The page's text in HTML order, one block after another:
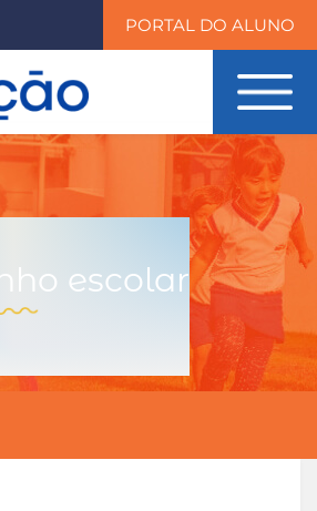
PORTAL DO ALUNO
escolar